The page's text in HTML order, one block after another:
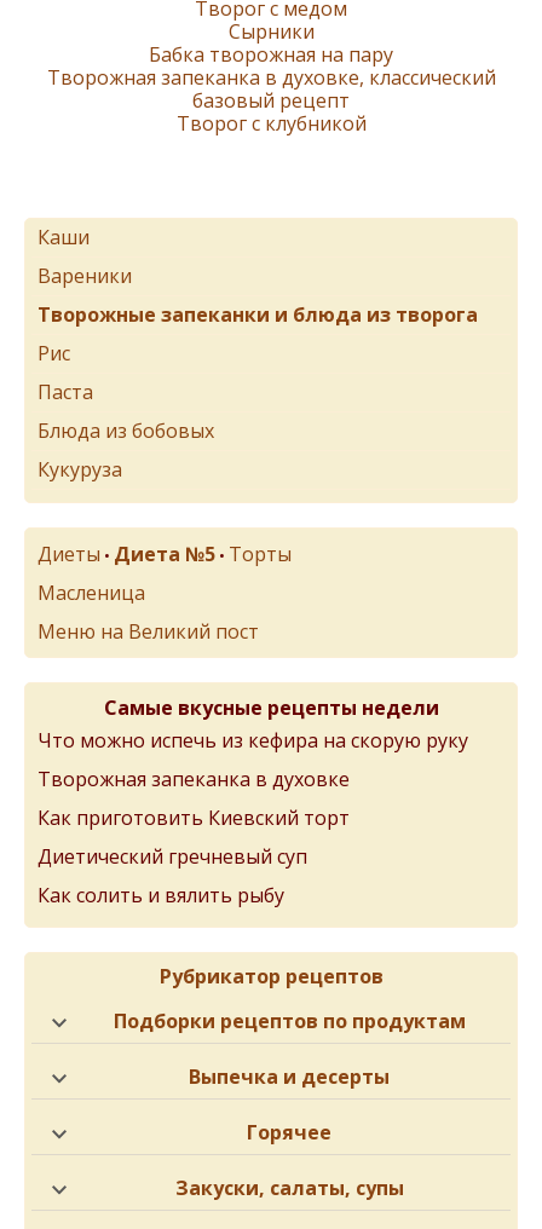
Творог с медом
Сырники
Бабка творожная на пару
Творожная запеканка в духовке, классический
базовый рецепт
Творог с клубникой
Каши
Вареники
Творожные запеканки и блюда из творога
Рис
Паста
Блюда из бобовых
Кукуруза
Диеты • Диета №5 • Торты
Масленица
Меню на Великий пост
Самые вкусные рецепты недели
Что можно испечь из кефира на скорую руку
Творожная запеканка в духовке
Как приготовить Киевский торт
Диетический гречневый суп
Как солить и вялить рыбу
Рубрикатор рецептов
Подборки рецептов по продуктам
Выпечка и десерты
Горячее
Закуски, салаты, супы